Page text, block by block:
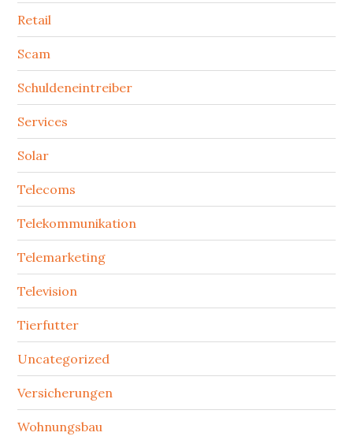
Retail
Scam
Schuldeneintreiber
Services
Solar
Telecoms
Telekommunikation
Telemarketing
Television
Tierfutter
Uncategorized
Versicherungen
Wohnungsbau